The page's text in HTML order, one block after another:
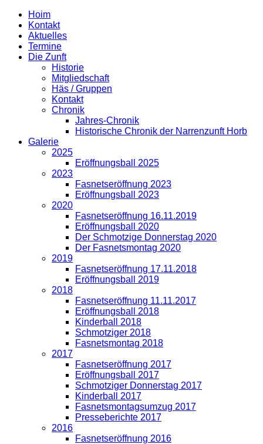
Hoim
Kontakt
Aktuelles
Termine
Die Zunft
Historie
Mitgliedschaft
Häs / Gruppen
Kontakt
Chronik
Jahres-Chronik
Historische Chronik der Narrenzunft Horb
Galerie
2025
Eröffnungsball 2025
2023
Fasnetseröffnung 2023
Eröffnungsball 2023
2020
Fasnetseröffnung 16.11.2019
Eröffnungsball 2020
Der Schmotzige Donnerstag 2020
Der Fasnetsmontag 2020
2019
Fasnetseröffnung 17.11.2018
Eröffnungsball 2019
2018
Fasnetseröffnung 11.11.2017
Eröffnungsball 2018
Kinderball 2018
Schmotziger 2018
Fasnetsmontag 2018
2017
Fasnetseröffnung 2017
Eröffnungsball 2017
Schmotziger Donnerstag 2017
Kinderball 2017
Fasnetsmontagsumzug 2017
Presseberichte 2017
2016
Fasnetseröffnung 2016